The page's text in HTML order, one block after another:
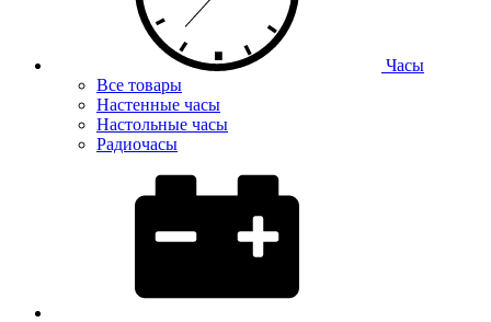
Часы
Все товары
Настенные часы
Настольные часы
Радиочасы